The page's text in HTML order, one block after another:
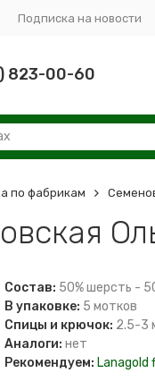
Подписка на новости
823-00-60
по фабрикам
Состав: 50% шерсть -
В упаковке: 5 мотков
Спицы и крючок: 2.5-3
Аналоги: нет
Рекомендуем: Lanagold